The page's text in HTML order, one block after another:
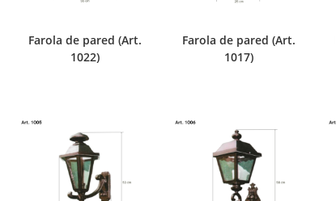
Farola de pared (Art.
1022)
Farola de pared (Art.
1017)